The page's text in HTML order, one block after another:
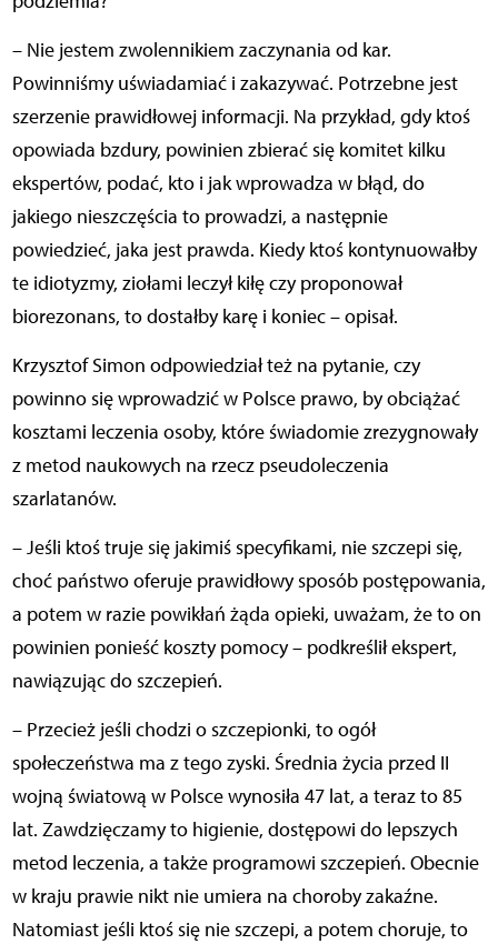
– Nie jestem zwolennikiem zaczynania od kar.
Powinniśmy uświadamiać i zakazywać. Potrzebne jest
szerzenie prawidłowej informacji. Na przykład, gdy ktoś
opowiada bzdury, powinien zbierać się komitet kilku
ekspertów, podać, kto i jak wprowadza w błąd, do
jakiego nieszczęścia to prowadzi, a następnie
powiedzieć, jaka jest prawda. Kiedy ktoś kontynuowałby
te idiotyzmy, ziołami leczył kiłę czy proponował
biorezonans, to dostałby karę i koniec – opisał.
Krzysztof Simon odpowiedział też na pytanie, czy
powinno się wprowadzić w Polsce prawo, by obciążać
kosztami leczenia osoby, które świadomie zrezygnowały
z metod naukowych na rzecz pseudoleczenia
szarlatanów.
– Jeśli ktoś truje się jakimiś specyfikami, nie szczepi się,
choć państwo oferuje prawidłowy sposób postępowania,
a potem w razie powikłań żąda opieki, uważam, że to on
powinien ponieść koszty pomocy – podkreślił ekspert,
nawiązując do szczepień.
– Przecież jeśli chodzi o szczepionki, to ogół
społeczeństwa ma z tego zyski. Średnia życia przed II
wojną światową w Polsce wynosiła 47 lat, a teraz to 85
lat. Zawdzięczamy to higienie, dostępowi do lepszych
metod leczenia, a także programowi szczepień. Obecnie
w kraju prawie nikt nie umiera na choroby zakaźne.
Natomiast jeśli ktoś się nie szczepi, a potem choruje, to